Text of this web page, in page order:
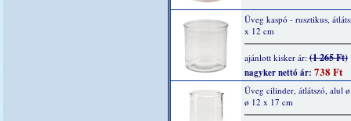
Üveg kaspó - rusztikus,
x 12 cm
ajánlott kisker ár:(1 265 Ft)
nagyker nettó ár: 738 Ft
Üveg cilinder, átlátszó, alul
ø 12 x 17 cm